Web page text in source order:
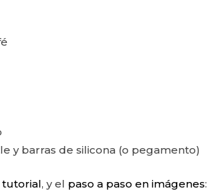
y barras de silicona (o pegamento)
tutorial, y el paso a paso en imágenes: